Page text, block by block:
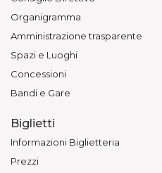
Organigramma
Amministrazione trasparente
Spazi e Luoghi
Concessioni
Bandi e Gare
Biglietti
Informazioni Biglietteria
Prezzi